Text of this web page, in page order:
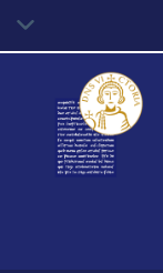
contenuto